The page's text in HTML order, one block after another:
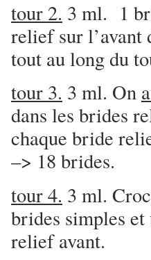
tour 2. 3 ml. 1
relief sur l’avant
tout au long du
tour 3. 3 ml. On
dans les brides
chaque bride
–> 18 brides.
tour 4. 3 ml.
brides simples
relief avant.